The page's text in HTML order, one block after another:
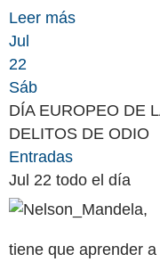
Leer más
Jul
22
Sáb
DÍA EUROPEO DE
DELITOS DE ODIO
Entradas
Jul 22 todo el día
tiene que aprender